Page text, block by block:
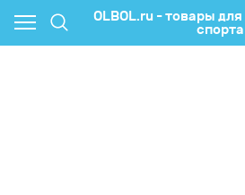
OLBOL.ru - товары
спорта